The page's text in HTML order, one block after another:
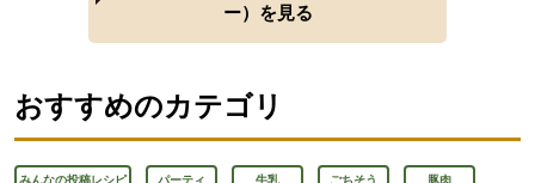
ー）を見る
おすすめのカテゴリ
みんなの投稿レシピ パーティ 牛乳 ごちそう 豚肉